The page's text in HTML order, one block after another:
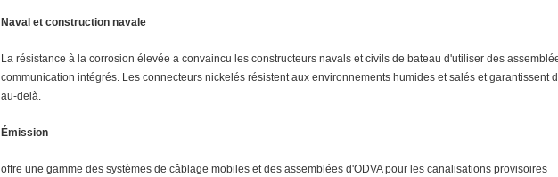
Naval et construction navale
La résistance à la corrosion élevée a convaincu les constructeurs navals et civils de bateau d'utiliser des
communication intégrés. Les connecteurs nickelés résistent aux environnements humides et salés et garantissent
au-delà.
Émission
offre une gamme des systèmes de câblage mobiles et des assemblées d'ODVA pour les canalisations provisoires